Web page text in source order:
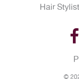
Hair
©